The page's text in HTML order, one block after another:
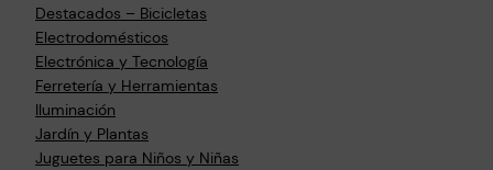
Destacados – Bicicletas
Electrodomésticos
Electrónica y Tecnología
Ferretería y Herramientas
Iluminación
Jardín y Plantas
Juguetes para Niños y Niñas